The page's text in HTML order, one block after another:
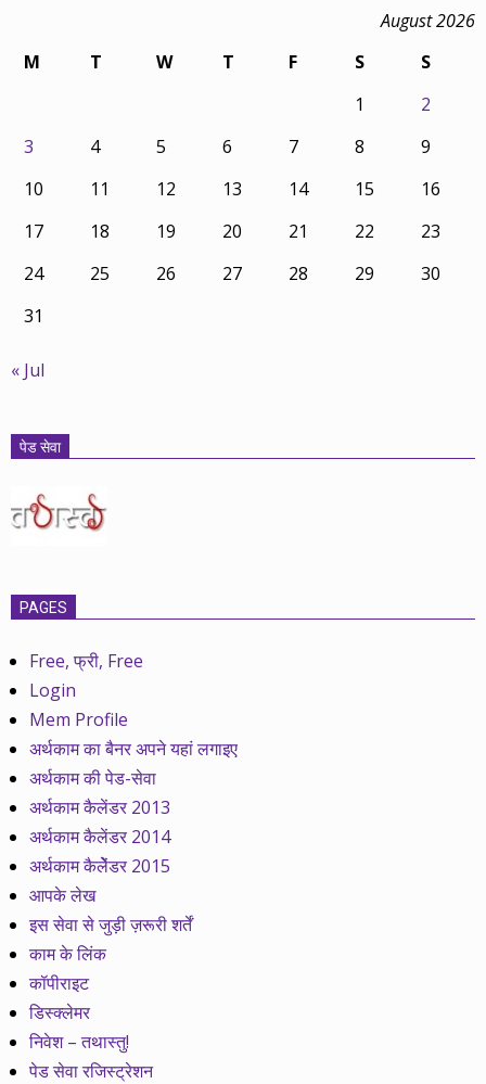
August 2026
M
T W T F S
S
1
2
3
4 5 6 7 8
9
10
11 12 13 14 15
16
17
18 19 20 21 22
23
24
25 26 27 28 29
30
31
« Jul
पेड सेवा
PAGES
Free, फ्री, Free
Login
Mem Profile
अर्थकाम का बैनर अपने यहां लगाइए
अर्थकाम की पेड-सेवा
अर्थकाम कैलेंडर 2013
अर्थकाम कैलेंडर 2014
अर्थकाम कैलेेंडर 2015
आपके लेख
इस सेवा से जुड़ी ज़रूरी शर्तें
काम के लिंक
कॉपीराइट
डिस्क्लेमर
निवेश – तथास्तु!
पेड सेवा रजिस्ट्रेशन